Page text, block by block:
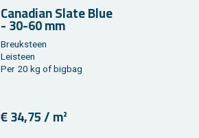
Ca­na­di­an Slate Blue
- 30-60 mm
Breuk­steen
Lei­steen
Per 20 kg of big­bag
€ 34,75 / m²